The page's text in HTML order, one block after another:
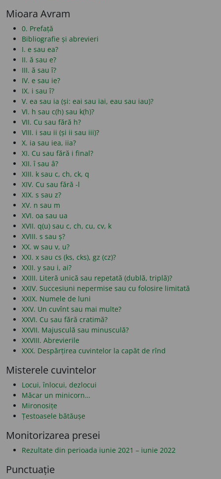
Mioara Avram
0. Prefață
Bibliografie și abrevieri
I. e sau ea?
II. ă sau e?
III. ă sau î?
IV. e sau ie?
IX. i sau î?
V. ea sau ia (și: eai sau iai, eau sau iau)?
VI. h sau c(h) sau k(h)?
VII. Cu sau fără h?
VIII. i sau ii (și ii sau iii)?
X. ia sau iea, iia?
XI. Cu sau fără i final?
XII. î sau â?
XIII. k sau c, ch, ck, q
XIV. Cu sau fără -l
XIX. s sau z?
XV. n sau m
XVI. oa sau ua
XVII. q(u) sau c, ch, cu, cv, k
XVIII. s sau ș?
XX. w sau v, u?
XXI. x sau cs (ks, cks), gz (cz)?
XXII. y sau i, ai?
XXIII. Literă unică sau repetată (dublă, triplă)?
XXIV. Succesiuni nepermise sau cu folosire limitată
XXIX. Numele de luni
XXV. Un cuvînt sau mai multe?
XXVI. Cu sau fără cratimă?
XXVII. Majusculă sau minusculă?
XXVIII. Abrevierile
XXX. Despărțirea cuvintelor la capăt de rînd
Misterele cuvintelor
Locui, înlocui, dezlocui
Măcar un minicorn…
Mironosițe
Țestoasele bătăușe
Monitorizarea presei
Rezultate din perioada iunie 2021 – iunie 2022
Punctuație